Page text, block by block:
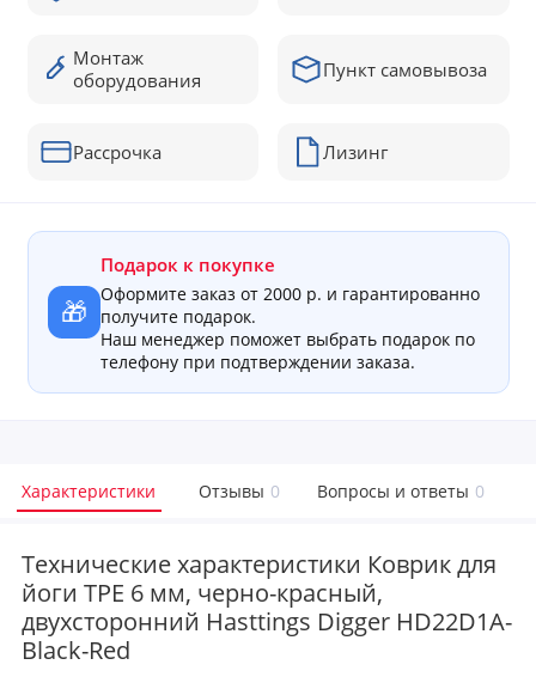
Монтаж
оборудования
Пункт самовывоза
Рассрочка Лизинг
🎁
Подарок к покупке
Оформите заказ от 2000 р. и гарантированно
получите подарок.
Наш менеджер поможет выбрать подарок по
телефону при подтверждении заказа.
Характеристики Отзывы 0 Вопросы и ответы 0
Технические характеристики Коврик для
йоги TPE 6 мм, черно-красный,
двухсторонний Hasttings Digger HD22D1A-
Black-Red